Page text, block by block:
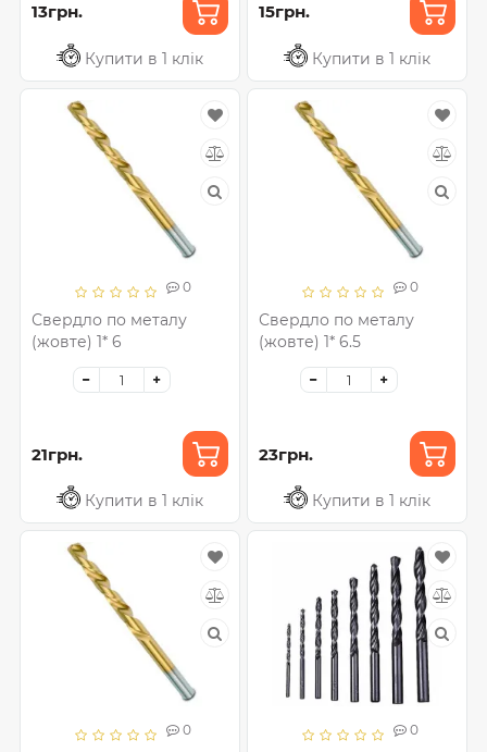
13грн.
Купити в 1 клік
15грн.
Купити в 1 клік
0
Свердло по металу
(жовте) 1* 6
21грн.
Купити в 1 клік
0
Свердло по металу
(жовте) 1* 6.5
23грн.
Купити в 1 клік
0 0